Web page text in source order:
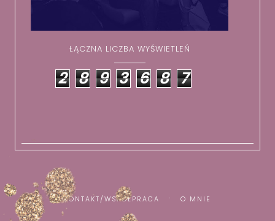
ŁĄCZNA LICZBA WYŚWIETLEŃ
2 8 9 3 6 8 7
KONTAKT/WSPÓŁPRACA O MNIE